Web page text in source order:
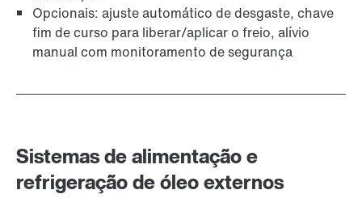
Opcionais: ajuste automático de desgaste, chave
fim de curso para liberar/aplicar o freio, alívio
manual com monitoramento de segurança
Sistemas de alimentação e
refrigeração de óleo externos